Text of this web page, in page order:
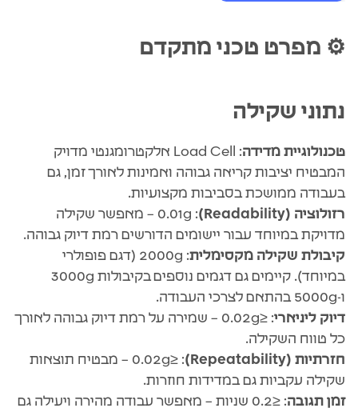
⚙️ מפרט טכני מתקדם
נתוני שקילה
טכנולוגיית מדידה
: Load Cell אלקטרומגנטי מדויק
המבטיח יציבות קריאה גבוהה ואמינות לאורך זמן, גם
בעבודה ממושכת בסביבות מקצועיות.
רזולוציה (Readability)
: ‎0.01g – מאפשר שקילה
מדויקת במיוחד עבור יישומים הדורשים רמת דיוק גבוהה.
קיבולת שקילה מקסימלית
: ‎2000g (דגם פופולרי
במיוחד). קיימים גם דגמים נוספים בקיבולות ‎3000g
ו-5000g בהתאם לצרכי העבודה.
דיוק ליניארי
: ≤0.02g – שמירה על רמת דיוק גבוהה לאורך
כל טווח השקילה.
חזרתיות (Repeatability)
: ≤0.02g – מבטיח תוצאות
שקילה עקביות גם במדידות חוזרות.
זמן תגובה
: ≤0.2 שניות – מאפשר עבודה מהירה ויעילה גם